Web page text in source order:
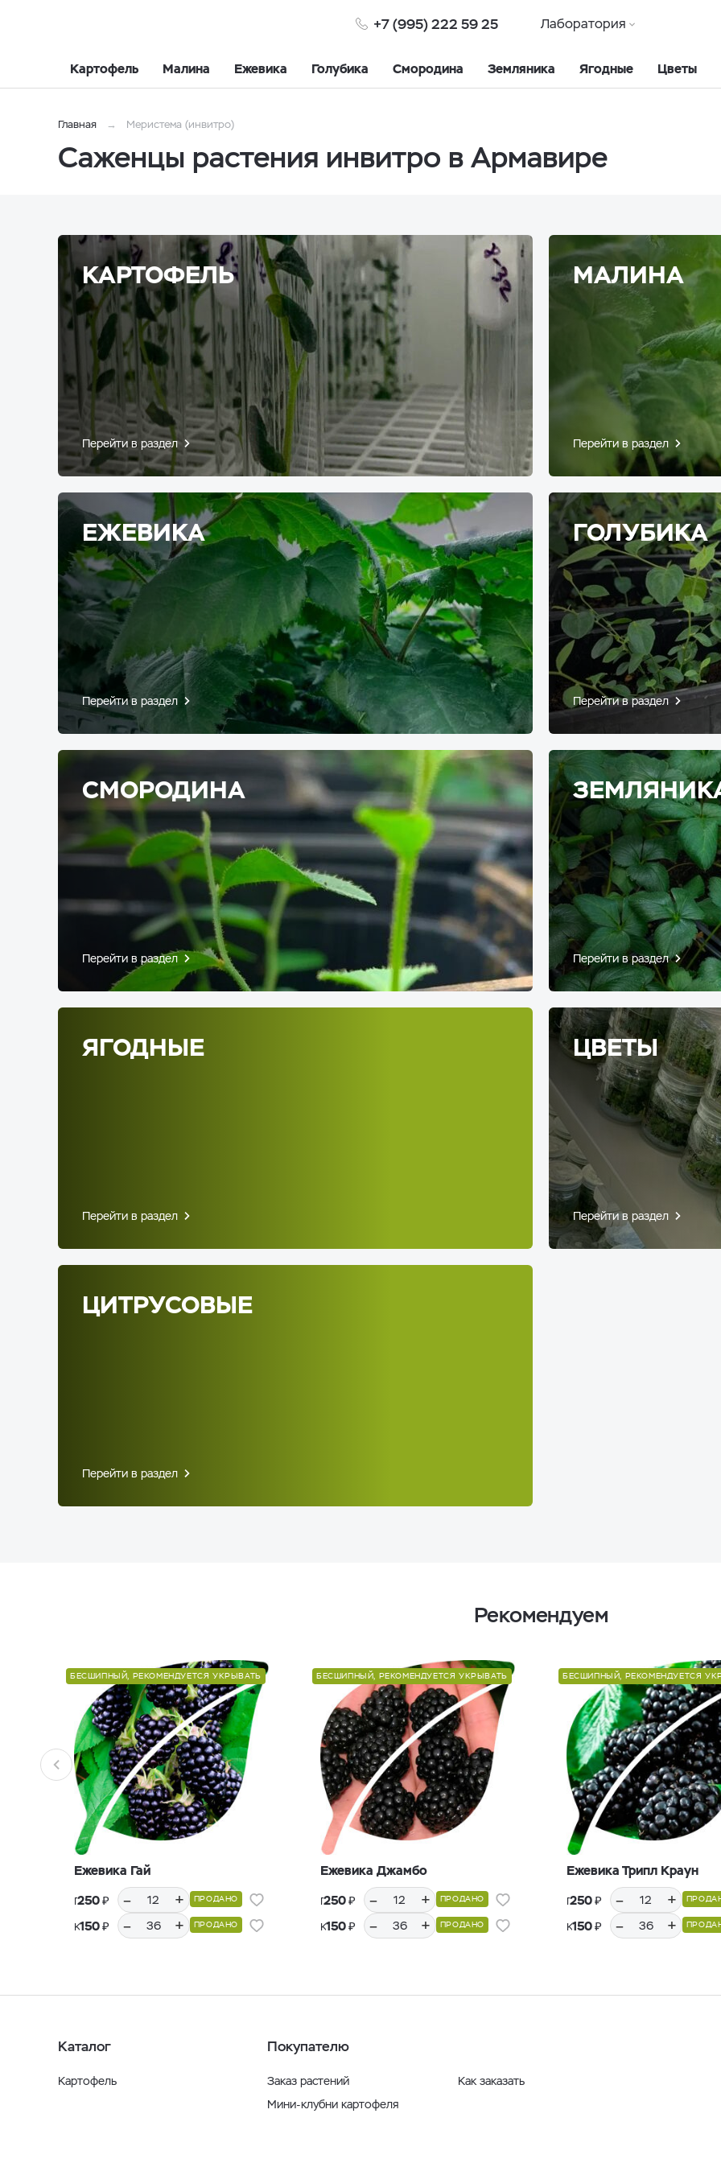
+7 (995) 222 59 25 Лаборатория
Картофель Малина Ежевика Голубика Смородина Земляника Ягодные Цветы
Главная Меристема (инвитро)
Саженцы растения инвитро в Армавире
КАРТОФЕЛЬ
Перейти в раздел
МАЛИНА
Перейти в раздел
ЕЖЕВИКА
Перейти в раздел
ГОЛУБИКА
Перейти в раздел
СМОРОДИНА
Перейти в раздел Перейти в раздел
ЯГОДНЫЕ
Перейти в раздел
ЦВЕТЫ
Перейти в раздел
ЦИТРУСОВЫЕ
Перейти в раздел
Рекомендуем
БЕСШИПНЫЙ, РЕКОМЕНДУЕТСЯ УКРЫВАТЬ
Ежевика Гай
Горшки Р9, 12 шт.
250₽ – + ПРОДАНО
Кассеты Р36, 36 шт.
150₽ – + ПРОДАНО
БЕСШИПНЫЙ, РЕКОМЕНДУЕТСЯ УКРЫВАТЬ
Ежевика Джамбо
Горшки Р9, 12 шт.
250₽ – + ПРОДАНО
Кассеты Р36, 36 шт.
150₽ – + ПРОДАНО
БЕСШИПНЫЙ, РЕКОМЕНДУЕТСЯ
Ежевика Трипл Краун
Горшки Р9, 12 шт.
250₽ – +
Кассеты Р36, 36 шт.
150₽ – +
Каталог
Картофель
Покупателю
Заказ растений
Мини-клубни картофеля
Как заказать